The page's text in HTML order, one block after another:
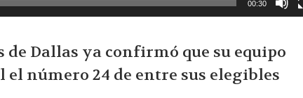
00:30
de Dallas ya confirmó que su equipo
número 24 de entre sus elegibles